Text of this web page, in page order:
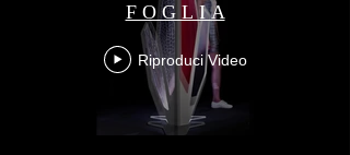
F O G L I A
Riproduci Video